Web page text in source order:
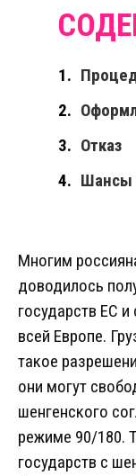
Отказ
Шансы
Многим
доводилось
государств ЕС
всей Европе.
такое
они могут
шенгенского
режиме 90/180.
государств с